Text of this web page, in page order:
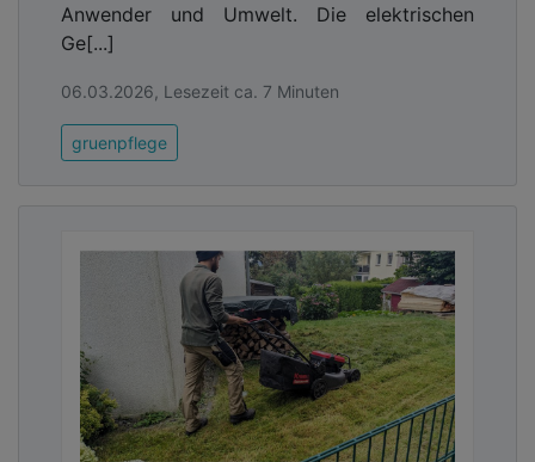
An welchem Einsatzort werden die
betriebseigenen Heckenscheren, Freischneider
Anwender und Umwelt. Die elektrischen
Ge[...]
06.03.2026, Lesezeit ca. 7 Minuten
gruenpflege